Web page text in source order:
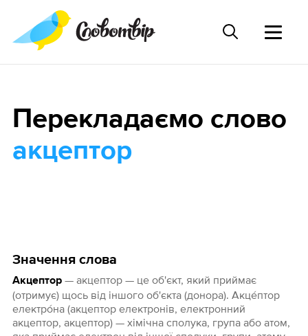
Значення слова
Акцептор— акцептор — це об'єкт, який приймає
(отримує) щось від іншого об'єкта (донора). Акце́птор
електро́на (акцептор електронів, електронний
акцептор, акцептор) — хімічна сполука, група або атом,
Перекладаємо слово
акцептор